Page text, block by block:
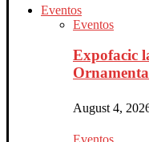
Eventos
Eventos
Expofacic
August 4,
Eventos